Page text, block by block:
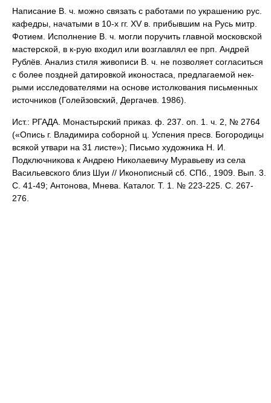
Написание В. ч. можно связать с работами по украшению рус.
кафедры, начатыми в 10-х гг. XV в. прибывшим на Русь митр.
Фотием. Исполнение В. ч. могли поручить главной московской
мастерской, в к-рую входил или возглавлял ее прп. Андрей
Рублёв. Анализ стиля живописи В. ч. не позволяет согласиться
с более поздней датировкой иконостаса, предлагаемой нек-
рыми исследователями на основе истолкования письменных
источников (Голейзовский, Дергачев. 1986).
Ист.: РГАДА. Монастырский приказ. ф. 237. оп. 1. ч. 2, № 2764
(«Опись г. Владимира соборной ц. Успения пресв. Богородицы
всякой утвари на 31 листе»); Письмо художника Н. И.
Подключникова к Андрею Николаевичу Муравьеву из села
Васильевского близ Шуи // Иконописный сб. СПб., 1909. Вып. 3.
С. 41-49; Антонова, Мнева. Каталог. Т. 1. № 223-225. С. 267-
276.